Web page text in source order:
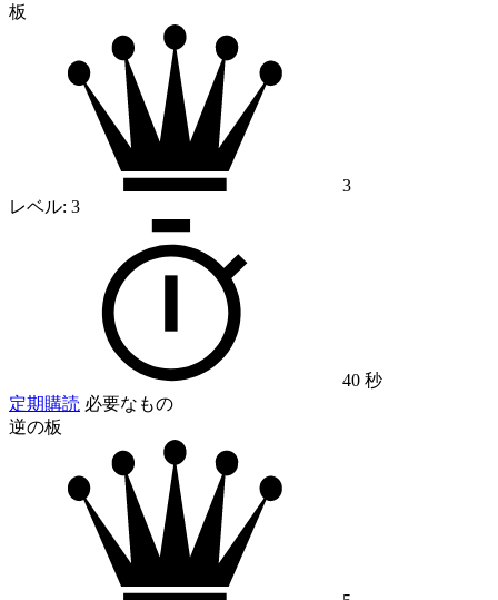
板
3
レベル: 3
40 秒
定期購読 必要なもの
逆の板